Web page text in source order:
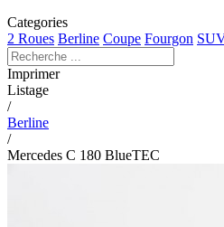
Categories
2 Roues Berline Coupe Fourgon
Imprimer
Listage
/
Berline
/
Mercedes C 180 BlueTEC